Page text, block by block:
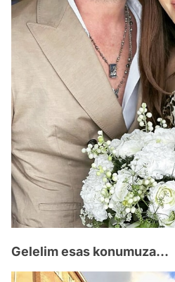
Gelelim esas konumuza...